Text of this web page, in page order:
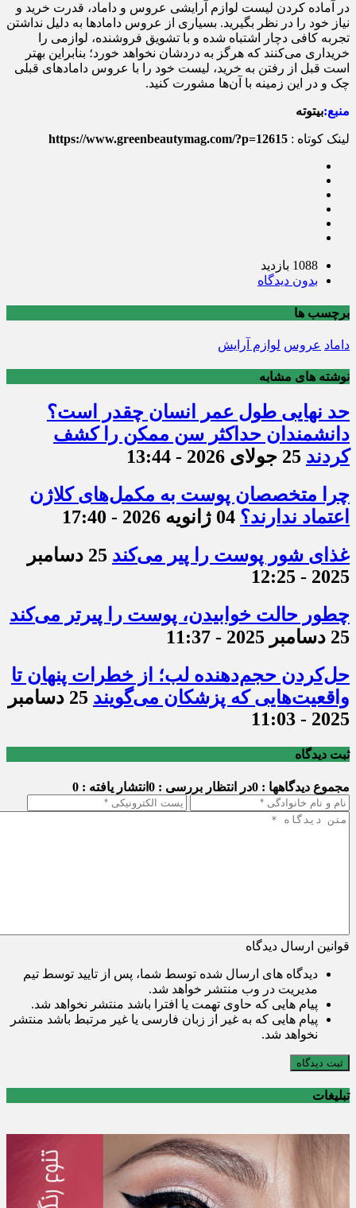
در آماده کردن لیست لوازم آرایشی عروس و داماد، قدرت خرید و
نیاز خود را در نظر بگیرید. بسیاری از عروس داماد‌ها به دلیل نداشتن
تجربه کافی دچار اشتباه شده و با تشویق فروشنده، لوازمی را
خریداری می‌کنند که هرگز به دردشان نخواهد خورد؛ بنابراین بهتر
است قبل از رفتن به خرید، لیست خود را با عروس داماد‌های قبلی
چک و در این زمینه با آن‌ها مشورت کنید.
منبع:بیتوته
لینک کوتاه : https://www.greenbeautymag.com/?p=12615
1088 بازدید
بدون دیدگاه
برچسب ها
داماد عروس لوازم آرایش
نوشته های مشابه
حد نهایی طول عمر انسان چقدر است؟
دانشمندان حداکثر سن ممکن را کشف
کردند 25 جولای 2026 - 13:44
چرا متخصصان پوست به مکمل‌های کلاژن
اعتماد ندارند؟ 04 ژانویه 2026 - 17:40
غذای شور پوست را پیر می‌کند
25 دسامبر
2025 - 12:25
چطور حالت خوابیدن، پوست را پیرتر می‌کند
25 دسامبر 2025 - 11:37
حل‌کردن حجم‌دهنده لب؛ از خطرات پنهان تا
واقعیت‌هایی که پزشکان می‌گویند
25 دسامبر
2025 - 11:03
ثبت دیدگاه
مجموع دیدگاهها : 0 در انتظار بررسی : 0 انتشار یافته : 0
قوانین ارسال دیدگاه
دیدگاه های ارسال شده توسط شما، پس از تایید توسط تیم
مدیریت در وب منتشر خواهد شد.
پیام هایی که حاوی تهمت یا افترا باشد منتشر نخواهد شد.
پیام هایی که به غیر از زبان فارسی یا غیر مرتبط باشد منتشر
نخواهد شد.
ثبت دیدگاه
تبلیغات